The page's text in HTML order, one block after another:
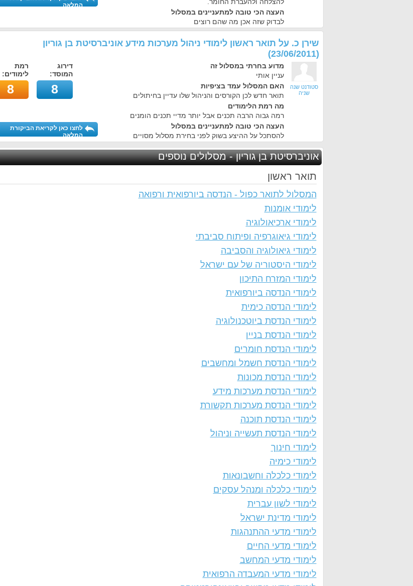
העצה הכי טובה למתעניינים במסלול
לבדוק שזה אכן מה שהם רוצים
המלאה
שירן כ. על תואר ראשון לימודי ניהול מערכות מידע אוניברסיטת בן גוריון
(
23/06/2011
)
סטודנט שנה
שניה
מדוע בחרתי במסלול זה
עניין אותי
האם המסלול עמד בציפיות
תואר חדש לכן הקורסים והניהול שלו עדיין בחיתולים
מה רמת הלימודים
רמה גבוה הרבה תכנים אבל יותר מדיי תכנים הומנים
העצה הכי טובה למתעניינים במסלול
להסתכל על ההיצע בשוק לפני בחירת מסלול מסויים
רמת
לימודים:
8
דירוג
המוסד:
8
לחצו כאן לקריאת הביקורת
המלאה
אוניברסיטת בן גוריון - מסלולים נוספים
תואר ראשון
המסלול לתואר כפול - הנדסה ביורפואית ורפואה
לימודי אומנות
לימודי ארכיאולוגיה
לימודי גיאוגרפיה ופיתוח סביבתי
לימודי גיאולוגיה והסביבה
לימודי היסטוריה של עם ישראל
לימודי המזרח התיכון
לימודי הנדסה ביורפואית
לימודי הנדסה כימית
לימודי הנדסת ביוטכנולוגיה
לימודי הנדסת בניין
לימודי הנדסת חומרים
לימודי הנדסת חשמל ומחשבים
לימודי הנדסת מכונות
לימודי הנדסת מערכות מידע
לימודי הנדסת מערכות תקשורת
לימודי הנדסת תוכנה
לימודי הנדסת תעשייה וניהול
לימודי חינוך
לימודי כימיה
לימודי כלכלה וחשבונאות
לימודי כלכלה ומנהל עסקים
לימודי לשון עברית
לימודי מדינת ישראל
לימודי מדעי ההתנהגות
לימודי מדעי החיים
לימודי מדעי המחשב
לימודי מדעי המעבדה הרפואית